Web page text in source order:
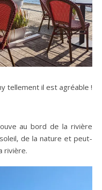
tellement il est agréable !
au bord de la rivière
de la nature et peut-
rivière.